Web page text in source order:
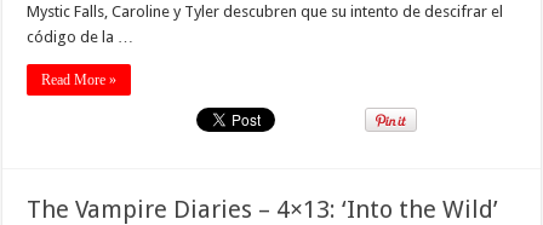
Mystic Falls, Caroline y Tyler descubren que su intento de descifrar el
código de la …
Read More »
The Vampire Diaries – 4×13: ‘Into the Wild’